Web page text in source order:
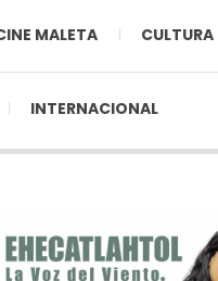
MALETA CULTURA
INTERNACIONAL